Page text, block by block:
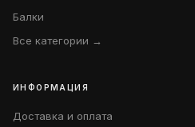
Балки
Все категории →
ИНФОРМАЦИЯ
Доставка и оплата